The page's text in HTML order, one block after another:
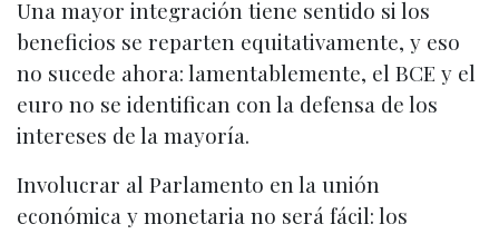
Una mayor integración tiene sentido si los
beneficios se reparten equitativamente, y eso
no sucede ahora: lamentablemente, el BCE y el
euro no se identifican con la defensa de los
intereses de la mayoría.
Involucrar al Parlamento en la unión
económica y monetaria no será fácil: los